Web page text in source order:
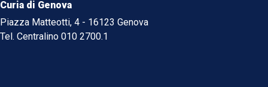
Curia di Genova
Piazza Matteotti, 4 - 16123 Genova
Tel. Centralino 010 2700.1